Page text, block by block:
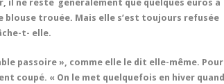
il ne reste généralement que quelques euros à
blouse trouée. Mais elle s’est toujours refusée
t- elle.
passoire », comme elle le dit elle-même. Pour
coupé. « On le met quelquefois en hiver quand